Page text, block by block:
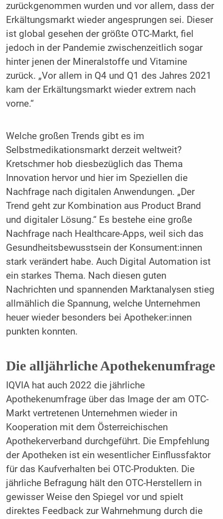
zurückgenommen wurden und vor allem, dass der
Erkältungsmarkt wieder angesprungen sei. Dieser
ist global gesehen der größte OTC-Markt, fiel
jedoch in der Pandemie zwischenzeitlich sogar
hinter jenen der Mineralstoffe und Vitamine
zurück. „Vor allem in Q4 und Q1 des Jahres 2021
kam der Erkältungsmarkt wieder extrem nach
vorne.“
Welche großen Trends gibt es im
Selbstmedikationsmarkt derzeit weltweit?
Kretschmer hob diesbezüglich das Thema
Innovation hervor und hier im Speziellen die
Nachfrage nach digitalen Anwendungen. „Der
Trend geht zur Kombination aus ­Product Brand
und digitaler Lösung.“ Es ­bestehe eine große
Nachfrage nach ­Healthcare-Apps, weil sich das
Gesundheitsbewusstsein der Konsument:innen
stark verändert habe. Auch Digital Automation ist
ein starkes Thema. Nach diesen guten
Nachrichten und spannenden Marktanalysen stieg
allmählich die Spannung, welche Unternehmen
heuer wieder besonders bei Apotheker:innen
punkten konnten.
Die alljährliche Apothekenumfrage
IQVIA hat auch 2022 die jährliche
Apothekenumfrage über das Image der am OTC-
Markt vertretenen Unternehmen wieder in
Kooperation mit dem Österreichischen
Apothekerverband durchgeführt. Die Empfehlung
der Apotheken ist ein wesentlicher Einflussfaktor
für das Kaufverhalten bei OTC-Produkten. Die
jährliche Befragung hält den OTC-Herstellern in
gewisser Weise den Spiegel vor und spielt
direktes Feedback zur Wahrnehmung durch die